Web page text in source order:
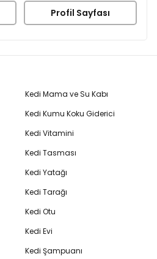
Profil Sayfası
Kedi Mama ve Su Kabı
Kedi Kumu Koku Giderici
Kedi Vitamini
Kedi Tasması
Kedi Yatağı
Kedi Tarağı
Kedi Otu
Kedi Evi
Kedi Şampuanı